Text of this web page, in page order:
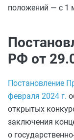
положений — с 1
РФ от
Постановление
февраля 2024 г.
открытых
заключения
о